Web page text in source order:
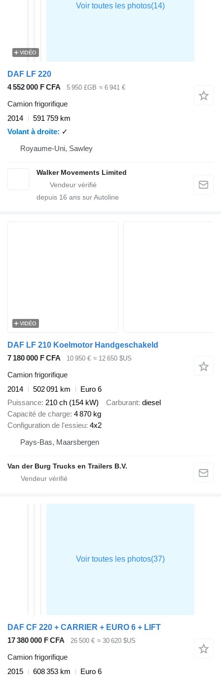
VIDÉO
DAF LF 220
4 552 000 F CFA
5 950 £GB ≈ 6 941 €
Camion frigorifique
2014
591 759 km
Volant à droite
✓
Royaume-Uni, Sawley
Walker Movements Limited
depuis 16 ans sur Autoline
VIDÉO
DAF LF 210 Koelmotor Handgeschakeld
7 180 000 F CFA
10 950 € ≈ 12 650 $US
Camion frigorifique
2014
502 091 km
Euro 6
Puissance 210 ch (154 kW) Carburant diesel
Capacité de charge 4 870 kg
Configuration de l'essieu 4x2
Pays-Bas, Maarsbergen
Van der Burg Trucks en Trailers B.V.
DAF CF 220 + CARRIER + EURO 6 + LIFT
17 380 000 F CFA
26 500 € ≈ 30 620 $US
Camion frigorifique
2015
608 353 km
Euro 6